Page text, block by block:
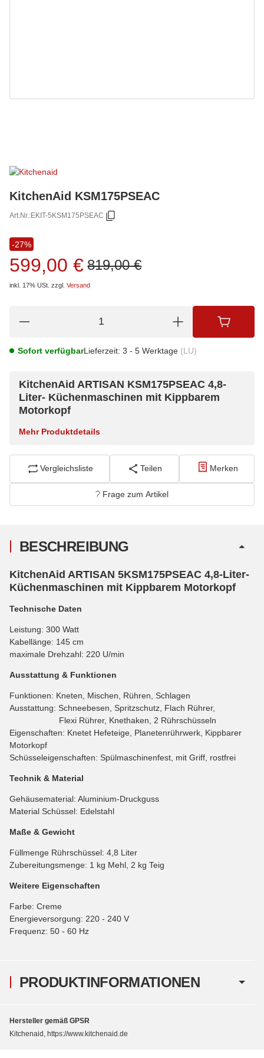
KitchenAid KSM175PSEAC
Art.Nr.:EKIT-5KSM175PSEAC
-27%
599,00 € 819,00 €
inkl. 17% USt. zzgl. Versand
Sofort verfügbarLieferzeit: 3 - 5 Werktage (LU)
KitchenAid ARTISAN KSM175PSEAC 4,8-
Liter- Küchenmaschinen mit Kippbarem
Motorkopf
Mehr Produktdetails
Vergleichsliste Teilen Merken
Frage zum Artikel
PRODUKTINFORMATIONEN
BESCHREIBUNG
KitchenAid ARTISAN 5KSM175PSEAC 4,8-Liter-
Küchenmaschinen mit Kippbarem Motorkopf
Technische Daten
Leistung: 300 Watt
Kabellänge: 145 cm
maximale Drehzahl: 220 U/min
Ausstattung & Funktionen
Funktionen: Kneten, Mischen, Rühren, Schlagen
Ausstattung: Schneebesen, Spritzschutz, Flach Rührer,
Flexi Rührer, Knethaken, 2 Rührschüsseln
Eigenschaften: Knetet Hefeteige, Planetenrührwerk, Kippbarer
Motorkopf
Schüsseleigenschaften: Spülmaschinenfest, mit Griff, rostfrei
Technik & Material
Gehäusematerial: Aluminium-Druckguss
Material Schüssel: Edelstahl
Maße & Gewicht
Füllmenge Rührschüssel: 4,8 Liter
Zubereitungsmenge: 1 kg Mehl, 2 kg Teig
Weitere Eigenschaften
Farbe: Creme
Energieversorgung: 220 - 240 V
Frequenz: 50 - 60 Hz
Hersteller gemäß GPSR
Kitchenaid, https://www.kitchenaid.de